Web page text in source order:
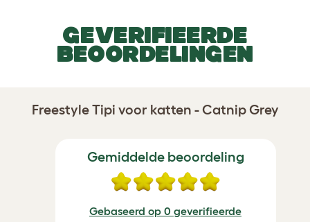
GEVERIFIEERDE
BEOORDELINGEN
Freestyle Tipi voor katten - Catnip Grey
Gemiddelde beoordeling
Gebaseerd op 0 geverifieerde